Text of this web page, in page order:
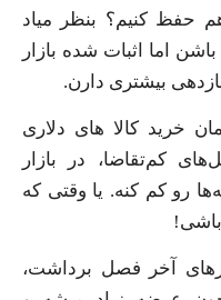
حفظ کنیم؟ بنظر میاد
اما اثبات شده بازار
بیشتری دارن.
خرید کالا های دلاری
کم‌تقاضا، در بازار
رو کم کنه. یا وقتی که
آخر فصل برداشت،